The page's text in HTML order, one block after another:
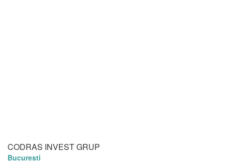
CODRAS INVEST GRUP
Bucuresti